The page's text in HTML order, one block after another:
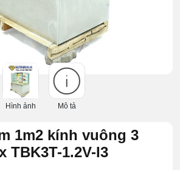
Hình ảnh Mô tả
1m2 kính vuông 3
TBK3T-1.2V-I3